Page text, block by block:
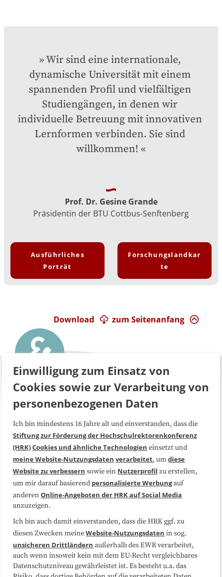
Wir sind eine internationale,
dynamische Universität mit einem
spannenden Profil und vielfältigen
Studiengängen, in denen wir
individuelle Betreuung mit innovativen
Lernformen verbinden. Sie sind
willkommen!
Prof. Dr. Gesine Grande
Präsidentin der BTU Cottbus-Senftenberg
Ausführliches
Porträt
Forschungslandkar
te
zum Seitenanfang
Download
Über uns FAQ
Medienarbeit Kooperationen
Datenschutzerklärung Impressum
Sitemap
Folgen Sie uns
Einwilligung zum Einsatz von
Cookies sowie zur Verarbeitung von
personenbezogenen Daten
Ich bin mindestens 16 Jahre alt und einverstanden, dass die
Stiftung zur Förderung der Hochschulrektorenkonferenz
(HRK)Cookies und ähnliche Technologien einsetzt und
meine Website-Nutzungsdaten verarbeitet, umdiese
Website zu verbessern sowie ein Nutzerprofil zu erstellen,
um mir darauf basierend personalisierte Werbungauf
anderenOnline-Angeboten der HRK auf Social Media
anzuzeigen.
Ich bin auch damit einverstanden, dass die HRK ggf. zu
diesen Zwecken meineWebsite-Nutzungsdaten in sog.
unsicheren Drittländern außerhalb des EWR verarbeitet,
auch wenn insoweit kein mit dem EU-Recht vergleichbares
Datenschutzniveau gewährleistet ist. Es besteht u.a. das